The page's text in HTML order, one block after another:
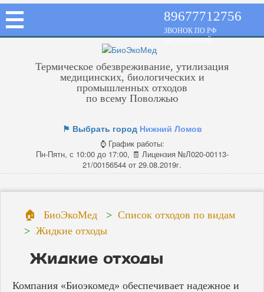
⚑ Выбрать город Нижний Ломов
⌚ График работы:
Пн-Пятн, с 10:00 до 17:00, 🧾 Лицензия №Л020-00113-
21/00156544 от 29.08.2019г.
Термическое обезвреживание, утилизация
медицинских, биологических и
промышленных отходов
по всему Поволжью
89677712756
ЗВОНОК ПО РФ
БиоЭкоМед
Список отходов по видам
Жидкие отходы
Жидкие отходы
Компания «Биоэкомед» обеспечивает надежное и